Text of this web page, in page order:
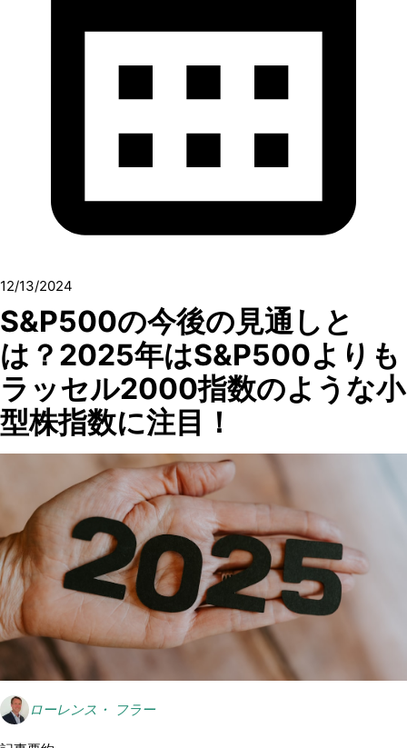
12/13/2024
S&P500の今後の見通しと
は？2025年はS&P500よりも
ラッセル2000指数のような小
型株指数に注目！
ローレンス・ フラー